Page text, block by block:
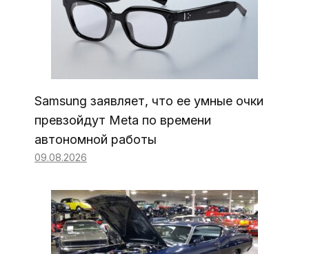
Samsung заявляет, что ее умные очки
превзойдут Meta по времени
автономной работы
09.08.2026